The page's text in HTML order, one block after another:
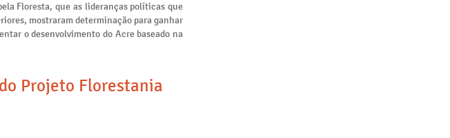
Floresta, que as lideranças políticas que
mostraram determinação para ganhar
o desenvolvimento do Acre baseado na
Projeto Florestania